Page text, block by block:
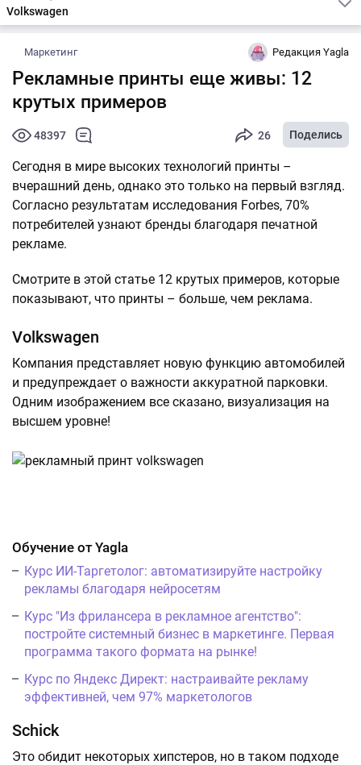
Volkswagen
Маркетинг Редакция Yagla
Рекламные принты еще живы: 12
крутых примеров
48397 26 Поделись
Сегодня в мире высоких технологий принты –
вчерашний день, однако это только на первый взгляд.
Согласно результатам исследования Forbes, 70%
потребителей узнают бренды благодаря печатной
рекламе.
Смотрите в этой статье 12 крутых примеров, которые
показывают, что принты – больше, чем реклама.
Volkswagen
Компания представляет новую функцию автомобилей
и предупреждает о важности аккуратной парковки.
Одним изображением все сказано, визуализация на
высшем уровне!
Обучение от Yagla
Курс ИИ-Таргетолог: автоматизируйте настройку
рекламы благодаря нейросетям
Курс "Из фрилансера в рекламное агентство":
постройте системный бизнес в маркетинге. Первая
программа такого формата на рынке!
Курс по Яндекс Директ: настраивайте рекламу
эффективней, чем 97% маркетологов
Schick
Это обидит некоторых хипстеров, но в таком подходе